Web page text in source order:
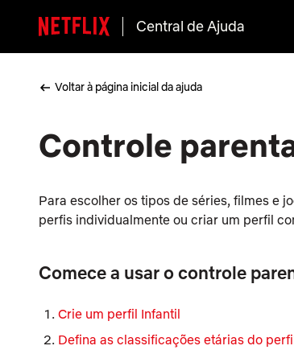
Central de Ajuda
Voltar à página inicial da ajuda
Controle
Para escolher os tipos de séries, filmes e
perfis individualmente ou criar um perfil
Comece a usar o controle
Crie um perfil Infantil
Defina as classificações etárias do